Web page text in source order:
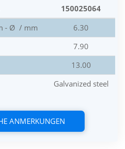
150025064
- Ø / mm
6.30
7.90
13.00
Galvanized steel
ANMERKUNGEN